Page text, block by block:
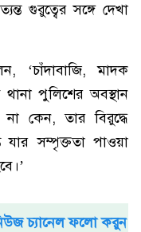
গুরুত্বের সঙ্গে দেখা
‘চাঁদাবাজি, মাদক
পুলিশের অবস্থান
কেন, তার বিরুদ্ধে
যার সম্পৃক্ততা পাওয়া
চ্যানেল ফলো করুন